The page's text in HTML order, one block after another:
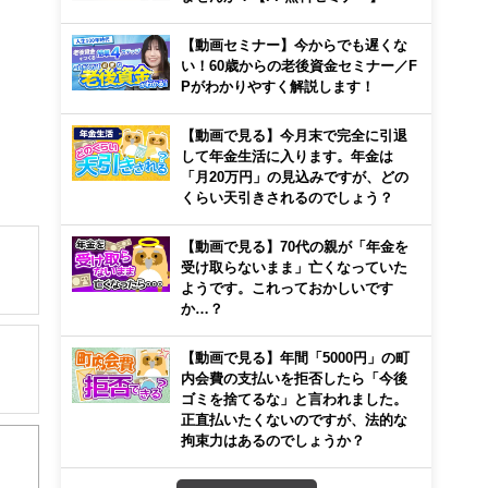
き
ナ
【動画セミナー】今からでも遅くな
い！60歳からの老後資金セミナー／F
Pがわかりやすく解説します！
【動画で見る】今月末で完全に引退
して年金生活に入ります。年金は
「月20万円」の見込みですが、どの
くらい天引きされるのでしょう？
【動画で見る】70代の親が「年金を
受け取らないまま」亡くなっていた
ようです。これっておかしいです
か…？
【動画で見る】年間「5000円」の町
内会費の支払いを拒否したら「今後
ゴミを捨てるな」と言われました。
正直払いたくないのですが、法的な
拘束力はあるのでしょうか？